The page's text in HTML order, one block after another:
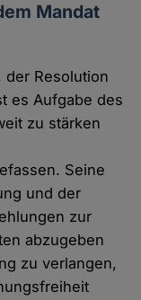
Mandat
der Resolution
es Aufgabe des
zu stärken
Seine
und der
zur
abzugeben
zu verlangen,